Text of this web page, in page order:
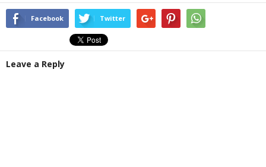
Facebook Twitter
Leave a Reply